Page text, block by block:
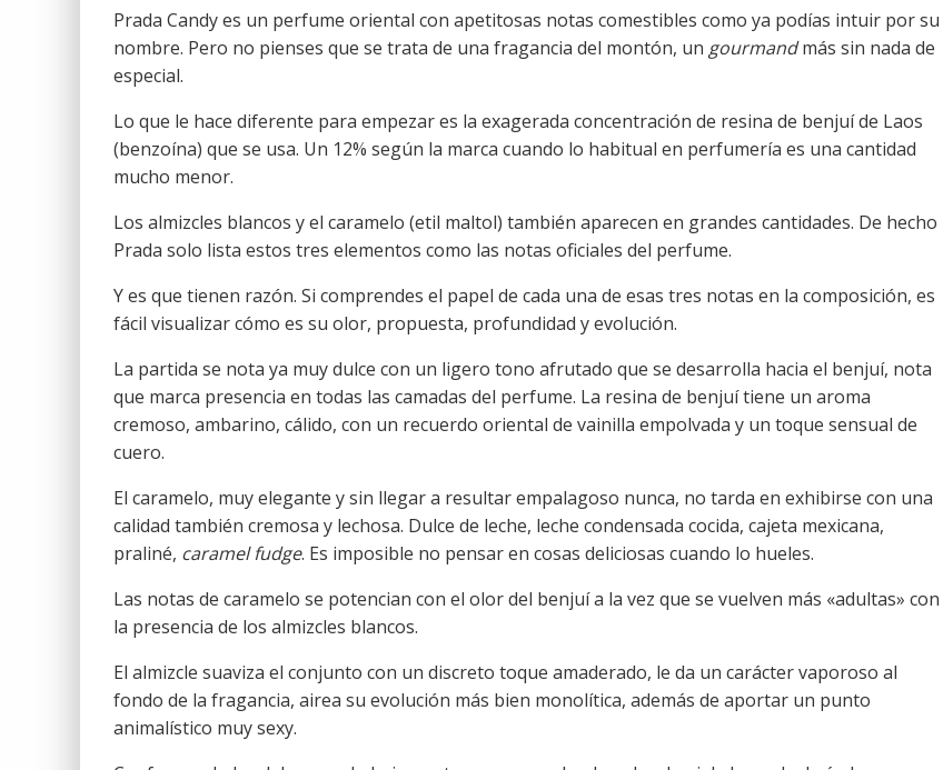
Prada Candy es un perfume oriental con apetitosas notas comestibles como ya podías intuir por su
nombre. Pero no pienses que se trata de una fragancia del montón, un gourmandmás sin nada de
especial.
Lo que le hace diferente para empezar es la exagerada concentración de resina de benjuí de Laos
(benzoína) que se usa. Un 12% según la marca cuando lo habitual en perfumería es una cantidad
mucho menor.
Los almizcles blancos y el caramelo (etil maltol) también aparecen en grandes cantidades. De hecho
Prada solo lista estos tres elementos como las notas oficiales del perfume.
Y es que tienen razón. Si comprendes el papel de cada una de esas tres notas en la composición, es
fácil visualizar cómo es su olor, propuesta, profundidad y evolución.
La partida se nota ya muy dulce con un ligero tono afrutado que se desarrolla hacia el benjuí, nota
que marca presencia en todas las camadas del perfume. La resina de benjuí tiene un aroma
cremoso, ambarino, cálido, con un recuerdo oriental de vainilla empolvada y un toque sensual de
cuero.
El caramelo, muy elegante y sin llegar a resultar empalagoso nunca, no tarda en exhibirse con una
calidad también cremosa y lechosa. Dulce de leche, leche condensada cocida, cajeta mexicana,
praliné, caramel fudge. Es imposible no pensar en cosas deliciosas cuando lo hueles.
Las notas de caramelo se potencian con el olor del benjuí a la vez que se vuelven más «adultas» con
la presencia de los almizcles blancos.
El almizcle suaviza el conjunto con un discreto toque amaderado, le da un carácter vaporoso al
fondo de la fragancia, airea su evolución más bien monolítica, además de aportar un punto
animalístico muy sexy.